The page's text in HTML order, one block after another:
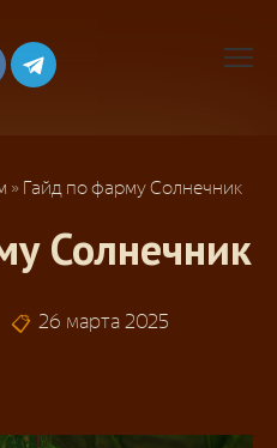
» Гайд по фарму Солнечник
Солнечник
26 марта 2025